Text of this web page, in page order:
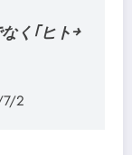
く｢ヒト￫
7/2